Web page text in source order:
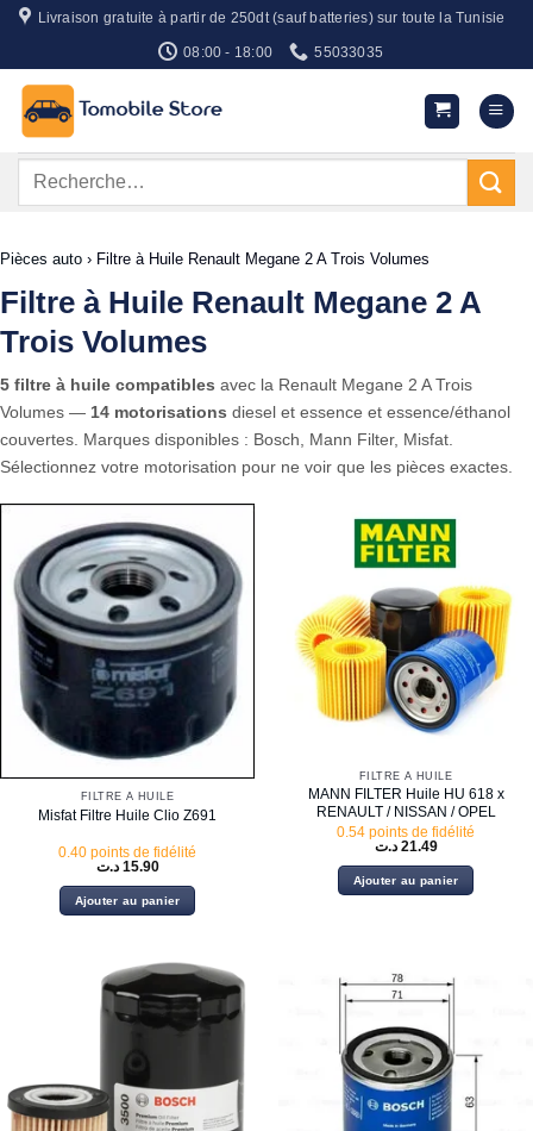
Passer
contenu
Livraison gratuite à partir de 250dt (sauf batteries) sur toute la Tunisie
08:00 - 18:00 55033035
Recherche
Pièces auto › Filtre à Huile Renault Megane 2 A Trois Volumes
Filtre à Huile Renault Megane 2 A
Trois Volumes
5 filtre à huile compatibles avec la Renault Megane 2 A Trois
Volumes — 14 motorisations diesel et essence et essence/éthanol
couvertes. Marques disponibles : Bosch, Mann Filter, Misfat.
Sélectionnez votre motorisation pour ne voir que les pièces exactes.
FILTRE À HUILE
Misfat Filtre Huile Clio Z691
0.40 points de fidélité
15.90 د.ت
Ajouter au panier
FILTRE À HUILE
MANN FILTER Huile HU 618 x
RENAULT / NISSAN / OPEL
0.54 points de fidélité
21.49 د.ت
Ajouter au panier